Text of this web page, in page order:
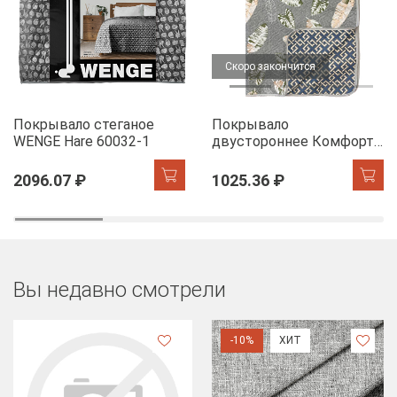
Покрывало стеганое
WENGE Hare 60032-1
2096.07 ₽
Скоро закончится
Покрывало
двустороннее Комфорт
1025.36 ₽
Вы недавно смотрели
-10% ХИТ